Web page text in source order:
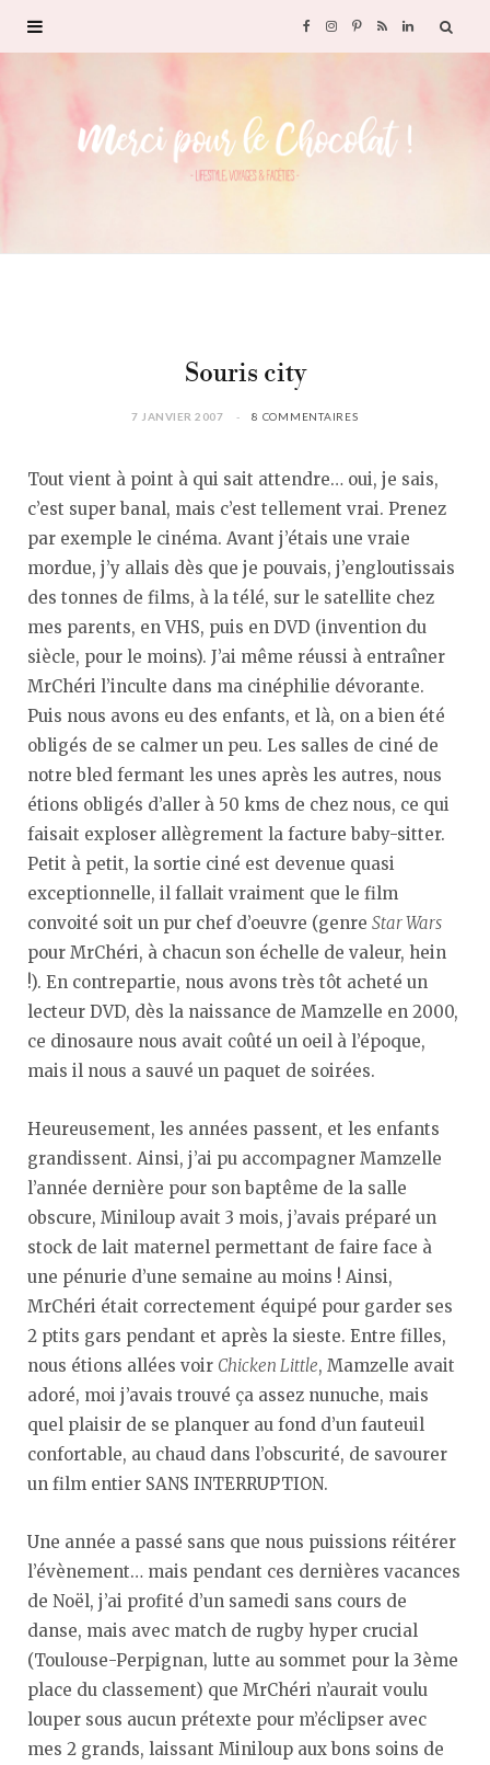
F
c
I P
n
R
S
L
Souris city
7 JANVIER 2007 8 COMMENTAIRES
Tout vient à point à qui sait attendre… oui, je sais,
c’est super banal, mais c’est tellement vrai. Prenez
par exemple le cinéma. Avant j’étais une vraie
mordue, j’y allais dès que je pouvais, j’engloutissais
des tonnes de films, à la télé, sur le satellite chez
mes parents, en VHS, puis en DVD (invention du
siècle, pour le moins). J’ai même réussi à entraîner
MrChéri l’inculte dans ma cinéphilie dévorante.
Puis nous avons eu des enfants, et là, on a bien été
obligés de se calmer un peu. Les salles de ciné de
notre bled fermant les unes après les autres, nous
étions obligés d’aller à 50 kms de chez nous, ce qui
faisait exploser allègrement la facture baby-sitter.
Petit à petit, la sortie ciné est devenue quasi
exceptionnelle, il fallait vraiment que le film
convoité soit un pur chef d’oeuvre (genre Star Wars
pour MrChéri, à chacun son échelle de valeur, hein
!). En contrepartie, nous avons très tôt acheté un
lecteur DVD, dès la naissance de Mamzelle en 2000,
ce dinosaure nous avait coûté un oeil à l’époque,
mais il nous a sauvé un paquet de soirées.
Heureusement, les années passent, et les enfants
grandissent. Ainsi, j’ai pu accompagner Mamzelle
l’année dernière pour son baptême de la salle
obscure, Miniloup avait 3 mois, j’avais préparé un
stock de lait maternel permettant de faire face à
une pénurie d’une semaine au moins ! Ainsi,
MrChéri était correctement équipé pour garder ses
2 ptits gars pendant et après la sieste. Entre filles,
nous étions allées voir Chicken Little, Mamzelle avait
adoré, moi j’avais trouvé ça assez nunuche, mais
quel plaisir de se planquer au fond d’un fauteuil
confortable, au chaud dans l’obscurité, de savourer
un film entier SANS INTERRUPTION.
Une année a passé sans que nous puissions réitérer
l’évènement… mais pendant ces dernières vacances
de Noël, j’ai profité d’un samedi sans cours de
danse, mais avec match de rugby hyper crucial
(Toulouse-Perpignan, lutte au sommet pour la 3ème
place du classement) que MrChéri n’aurait voulu
louper sous aucun prétexte pour m’éclipser avec
mes 2 grands, laissant Miniloup aux bons soins de